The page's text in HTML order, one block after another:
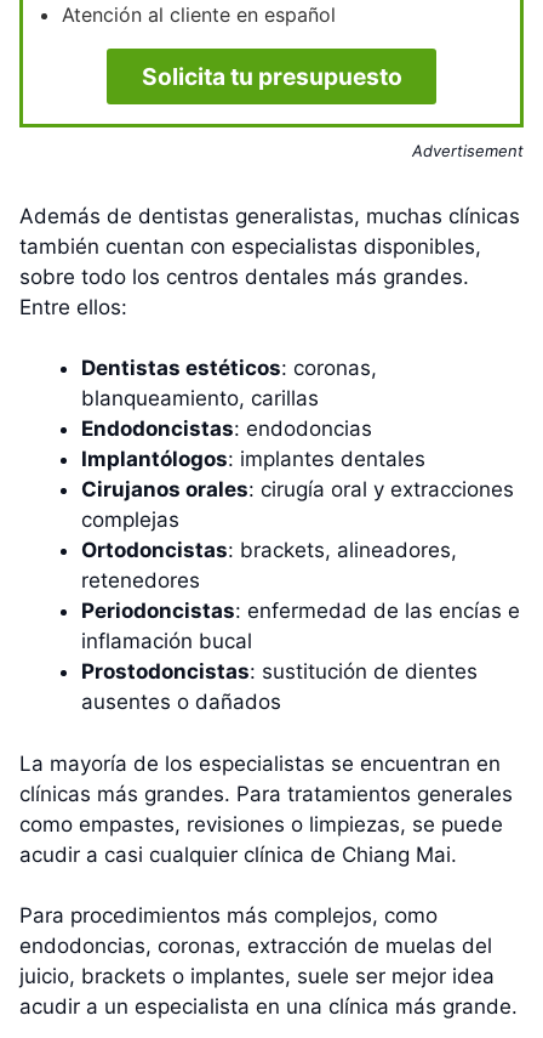
Atención al cliente en español
Solicita tu presupuesto
Advertisement
Además de dentistas generalistas, muchas clínicas
también cuentan con especialistas disponibles,
sobre todo los centros dentales más grandes.
Entre ellos:
Dentistas estéticos: coronas,
blanqueamiento, carillas
Endodoncistas: endodoncias
Implantólogos: implantes dentales
Cirujanos orales: cirugía oral y extracciones
complejas
Ortodoncistas: brackets, alineadores,
retenedores
Periodoncistas: enfermedad de las encías e
inflamación bucal
Prostodoncistas: sustitución de dientes
ausentes o dañados
La mayoría de los especialistas se encuentran en
clínicas más grandes. Para tratamientos generales
como empastes, revisiones o limpiezas, se puede
acudir a casi cualquier clínica de Chiang Mai.
Para procedimientos más complejos, como
endodoncias, coronas, extracción de muelas del
juicio, brackets o implantes, suele ser mejor idea
acudir a un especialista en una clínica más grande.